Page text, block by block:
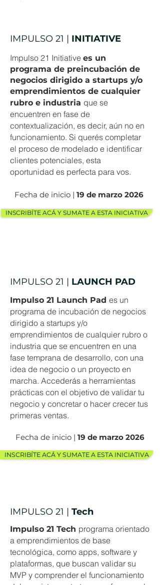
IMPULSO 21 | INITIATIVE
Impulso 21 Initiative es un
programa de preincubación de
negocios dirigido a startups y/o
emprendimientos de cualquier
rubro e industria que se
encuentren en fase de
contextualización, es decir, aún no en
funcionamiento. Si querés completar
el proceso de modelado e identificar
clientes potenciales, esta
oportunidad es perfecta para vos.
Fecha de inicio | 19 de marzo 2026
INSCRIBÍTE ACÁ Y SUMATE A ESTA INICIATIVA
IMPULSO 21 | LAUNCH PAD
Impulso 21 Launch Pad es un
programa de incubación de negocios
dirigido a startups y/o
emprendimientos de cualquier rubro o
industria que se encuentren en una
fase temprana de desarrollo, con una
idea de negocio o un proyecto en
marcha. Accederás a herramientas
prácticas con el objetivo de validar tu
negocio y concretar o hacer crecer tus
primeras ventas.
Fecha de inicio | 19 de marzo 2026
INSCRIBÍTE ACÁ Y SUMATE A ESTA INICIATIVA
IMPULSO 21 | Tech
Impulso 21 Tech programa orientado
a emprendimientos de base
tecnológica, como apps, software y
plataformas, que buscan validar su
MVP y comprender el funcionamiento